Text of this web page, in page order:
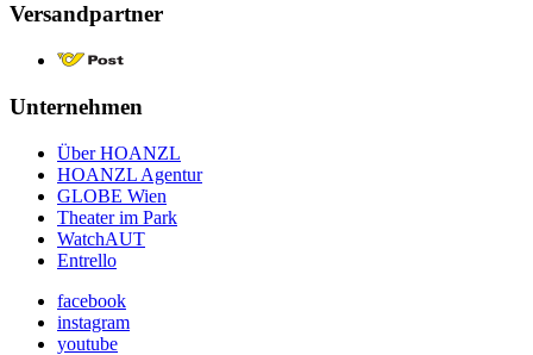
Versandpartner
Unternehmen
Über HOANZL
HOANZL Agentur
GLOBE Wien
Theater im Park
WatchAUT
Entrello
facebook
instagram
youtube